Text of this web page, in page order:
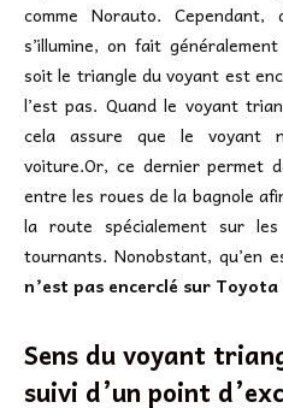
comme Norauto.
s’illumine, on fait
soit le triangle du voyant est
l’est pas. Quand le voyant
cela assure que le voyant
voiture.Or, ce dernier permet
entre les roues de la bagnole
la route spécialement sur
tournants. Nonobstant, qu’en
n’est pas encerclé sur
Sens du voyant
suivi d’un point